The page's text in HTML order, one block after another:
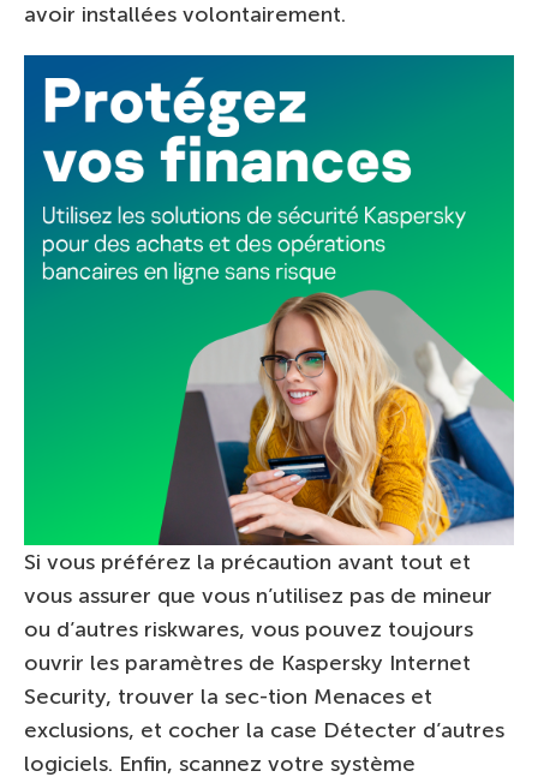
avoir installées volontairement.
Si vous préférez la précaution avant tout et
vous assurer que vous n’utilisez pas de mineur
ou d’autres riskwares, vous pouvez toujours
ouvrir les paramètres de Kaspersky Internet
Security, trouver la sec-tion Menaces et
exclusions, et cocher la case Détecter d’autres
logiciels. Enfin, scannez votre système